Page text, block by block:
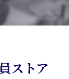
ストア